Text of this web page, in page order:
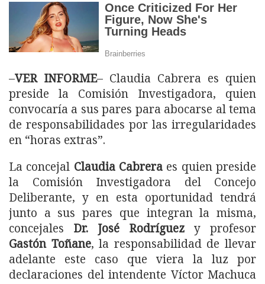
–VER INFORME– Claudia Cabrera es quien
preside la Comisión Investigadora, quien
convocaría a sus pares para abocarse al tema
de responsabilidades por las irregularidades
en “horas extras”.
La concejal Claudia Cabrera es quien preside
la Comisión Investigadora del Concejo
Deliberante, y en esta oportunidad tendrá
junto a sus pares que integran la misma,
concejales Dr. José Rodríguez y profesor
Gastón Toñane, la responsabilidad de llevar
adelante este caso que viera la luz por
declaraciones del intendente Víctor Machuca